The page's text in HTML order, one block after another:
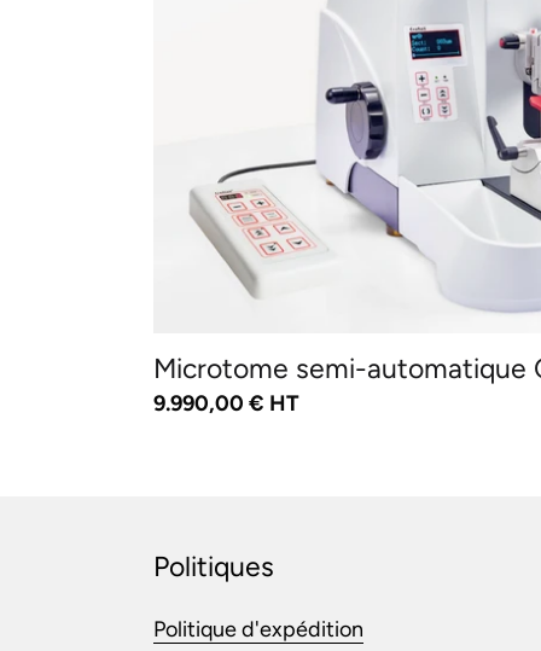
Microtome semi-automatique
Prix
9.990,00 € HT
Politiques
Politique d'expédition